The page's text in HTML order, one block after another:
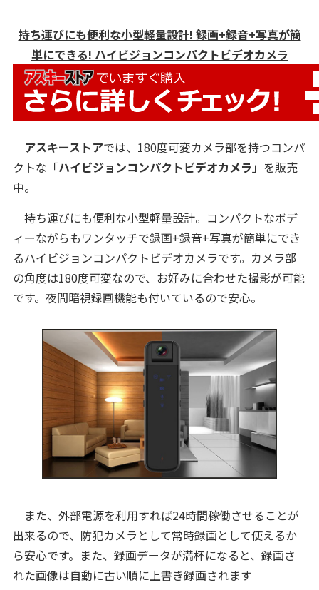
持ち運びにも便利な小型軽量設計! 録画+録音+写真が簡
単にできる! ハイビジョンコンパクトビデオカメラ
アスキーストアでは、180度可変カメラ部を持つコンパ
クトな「ハイビジョンコンパクトビデオカメラ 」を販売
中。
持ち運びにも便利な小型軽量設計。コンパクトなボデ
ィーながらもワンタッチで録画+録音+写真が簡単にでき
るハイビジョンコンパクトビデオカメラです。カメラ部
の角度は180度可変なので、お好みに合わせた撮影が可能
です。夜間暗視録画機能も付いているので安心。
また、外部電源を利用すれば24時間稼働させることが
出来るので、防犯カメラとして常時録画として使えるか
ら安心です。また、録画データが満杯になると、録画さ
れた画像は自動に古い順に上書き録画されます